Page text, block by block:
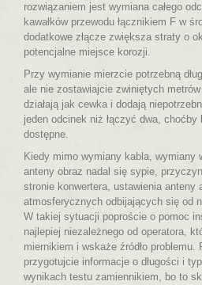
rozwiązaniem jest wymiana całego
kawałków przewodu łącznikiem F w
dodatkowe złącze zwiększa straty o
potencjalne miejsce korozji.
Przy wymianie mierzcie potrzebną
ale nie zostawiajcie zwiniętych
działają jak cewka i dodają
jeden odcinek niż łączyć dwa, choćby
dostępne.
Kiedy mimo wymiany kabla, wymiany
anteny obraz nadal się sypie,
stronie konwertera, ustawienia anteny
atmosferycznych odbijających się od
W takiej sytuacji poproście o pomoc
najlepiej niezależnego od operatora,
miernikiem i wskaże źródło problemu.
przygotujcie informacje o długości i
wynikach testu zamiennikiem, bo to